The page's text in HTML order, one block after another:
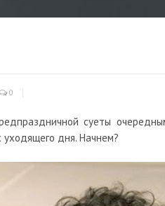
0
суеты
дня. Начнем?